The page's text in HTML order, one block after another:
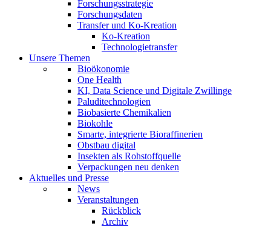
Forschungsstrategie
Forschungsdaten
Transfer und Ko-Kreation
Ko-Kreation
Technologietransfer
Unsere Themen
Bioökonomie
One Health
KI, Data Science und Digitale Zwillinge
Paluditechnologien
Biobasierte Chemikalien
Biokohle
Smarte, integrierte Bioraffinerien
Obstbau digital
Insekten als Rohstoffquelle
Verpackungen neu denken
Aktuelles und Presse
News
Veranstaltungen
Rückblick
Archiv